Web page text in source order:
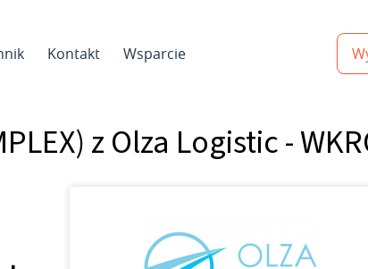
Kontakt Wsparcie
z Olza Logistic -